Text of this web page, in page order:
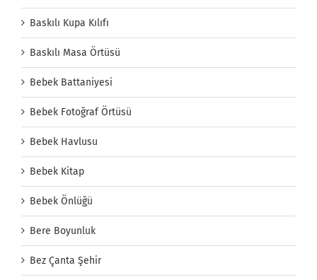
Baskılı Kupa Kılıfı
Baskılı Masa Örtüsü
Bebek Battaniyesi
Bebek Fotoğraf Örtüsü
Bebek Havlusu
Bebek Kitap
Bebek Önlüğü
Bere Boyunluk
Bez Çanta Şehir